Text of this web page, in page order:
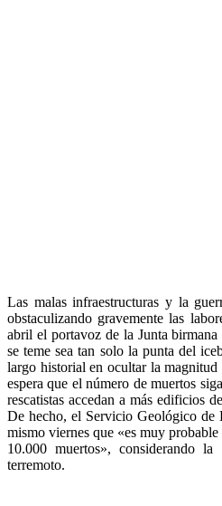
Las malas infraestructuras y la
obstaculizando gravemente las
abril el portavoz de la Junta
se teme sea tan solo la punta del
largo historial en ocultar la magnitud
espera que el número de muertos
rescatistas accedan a más edificios
De hecho, el Servicio Geológico de
mismo viernes que «es muy
10.000 muertos», considerando
terremoto.